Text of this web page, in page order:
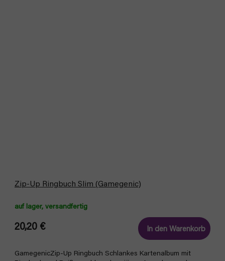
Zip-Up Ringbuch Slim (Gamegenic)
auf lager, versandfertig
20,20 € In den Warenkorb
GamegenicZip-Up Ringbuch Schlankes Kartenalbum mit